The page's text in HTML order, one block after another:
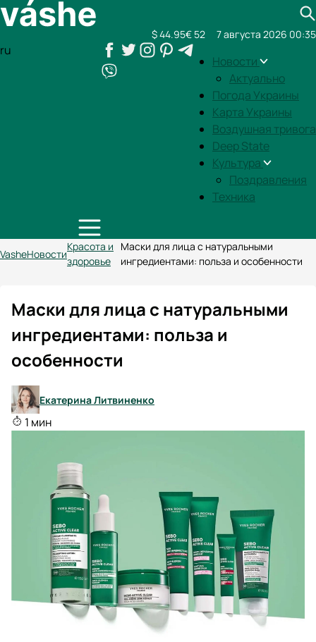
ru
Новости
Актуально
Погода Украины
Карта Украины
Воздушная тривога
Deep State
Культура
Поздравления
Техника
$ 44.95€ 52 7 августа 2026 00:35
VasheНовости
Красота и
здоровье
Маски для лица с натуральными
ингредиентами: польза и особенности
Маски для лица с натуральными
ингредиентами: польза и
особенности
Екатерина Литвиненко
1 мин